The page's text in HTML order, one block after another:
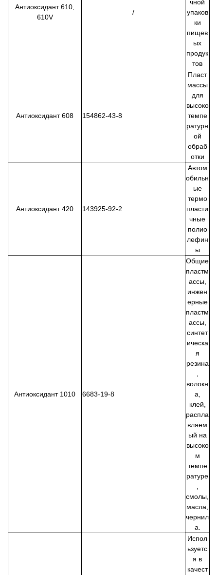
Антиоксидант 610,
610V
/
чной
упаков
ки
пищев
ых
продук
тов
Антиоксидант 608 154862-43-8
Пласт
массы
для
высоко
темпе
ратурн
ой
обраб
отки
Антиоксидант 420 143925-92-2
Автом
обильн
ые
термо
пласти
чные
полио
лефин
ы
Антиоксидант 1010 6683-19-8
Общие
пластм
ассы,
инжен
ерные
пластм
ассы,
синтет
ическа
я
резина
волокн
а,
клей,
распла
вляем
ый на
высоко
м
темпе
ратуре
смолы,
масла,
чернил
а.
Испол
ьзуетс
я в
качест